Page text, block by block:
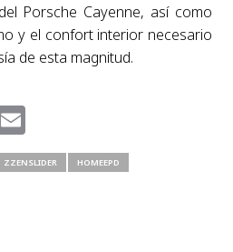
Porsche Cayenne, así como
y el confort interior necesario
de esta magnitud.
Email
ZZENSLIDER HOMEEPD